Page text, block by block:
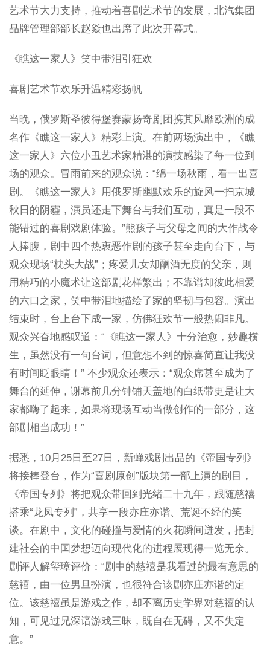
艺术节大力支持，推动着喜剧艺术节的发展，北汽集团
品牌管理部部长赵焱也出席了此次开幕式。
《瞧这一家人》笑中带泪引狂欢
喜剧艺术节欢乐升温精彩扬帆
当晚，俄罗斯圣彼得堡赛蒙扬奇剧团携其风靡欧洲的成
名作《瞧这一家人》精彩上演。在前两场演出中，《瞧
这一家人》六位小丑艺术家精湛的演技感染了每一位到
场的观众。冒雨前来的观众说：“绵一场秋雨，看一出喜
剧。《瞧这一家人》用俄罗斯幽默欢乐的旋风一扫京城
秋日的阴霾，演员还走下舞台与我们互动，真是一段不
能错过的喜剧戏剧体验。”熊孩子与父母之间的大作战令
人捧腹，剧中四个热衷恶作剧的孩子甚至走向台下，与
观众现场“枕头大战”；疼爱儿女却酗酒无度的父亲，则
用精巧的小魔术让这部剧花样繁出；不靠谱却彼此相爱
的六口之家，笑中带泪地描绘了家的坚韧与包容。演出
结束时，台上台下成一家，仿佛狂欢节一般热闹非凡。
观众兴奋地感叹道：“《瞧这一家人》十分治愈，妙趣横
生，虽然没有一句台词，但意想不到的惊喜简直让我没
有时间眨眼睛！” 不少观众还表示：“观众席甚至成为了
舞台的延伸，谢幕前几分钟铺天盖地的白纸带更是让大
家都嗨了起来，如果将现场互动当做创作的一部分，这
部剧相当成功！”
据悉，10月25日至27日，新蝉戏剧出品的《帝国专列》
将接棒登台，作为“喜剧原创”版块第一部上演的剧目，
《帝国专列》将把观众带回到光绪二十九年，跟随慈禧
搭乘“龙凤专列”，共享一段亦庄亦谐、荒诞不经的笑
谈。在剧中，文化的碰撞与爱情的火花瞬间迸发，把封
建社会的中国梦想迈向现代化的进程展现得一览无余。
剧评人解玺璋评价：“剧中的慈禧是我看过的最有意思的
慈禧，由一位男旦扮演，也很符合该剧亦庄亦谐的定
位。该慈禧虽是游戏之作，却不离历史学界对慈禧的认
知，可见过兄深谙游戏三昧，既自在无碍，又不失定
意。”